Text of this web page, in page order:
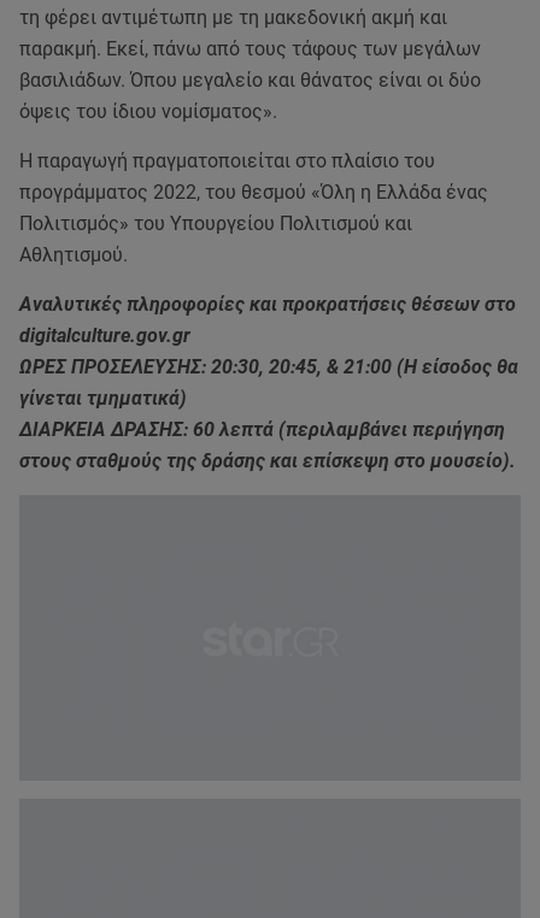
τη φέρει αντιμέτωπη με τη μακεδονική ακμή και
παρακμή. Εκεί, πάνω από τους τάφους των μεγάλων
βασιλιάδων. Όπου μεγαλείο και θάνατος είναι οι δύο
όψεις του ίδιου νομίσματος».
Η παραγωγή πραγματοποιείται στο πλαίσιο του
προγράμματος 2022, του θεσμού «Όλη η Ελλάδα ένας
Πολιτισμός» του Υπουργείου Πολιτισμού και
Αθλητισμού.
Αναλυτικές πληροφορίες και προκρατήσεις θέσεων στο
digitalculture.gov.gr
ΩΡΕΣ ΠΡΟΣΕΛΕΥΣΗΣ: 20:30, 20:45, & 21:00 (Η είσοδος θα
γίνεται τμηματικά)
ΔΙΑΡΚΕΙΑ ΔΡΑΣΗΣ: 60 λεπτά (περιλαμβάνει περιήγηση
στους σταθμούς της δράσης και επίσκεψη στο μουσείο).